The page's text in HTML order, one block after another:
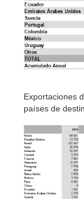
Exportaciones
países de